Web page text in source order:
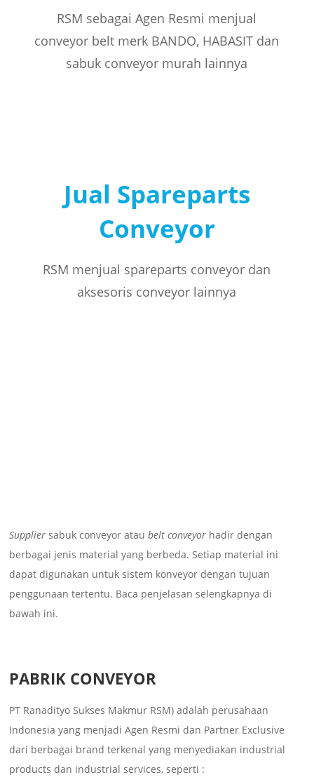
RSM sebagai Agen Resmi menjual
conveyor belt merk BANDO, HABASIT dan
sabuk conveyor murah lainnya
Jual Spareparts
Conveyor
RSM menjual spareparts conveyor dan
aksesoris conveyor lainnya
Suppliersabuk conveyor ataubelt conveyor hadir dengan
berbagai jenis material yang berbeda. Setiap material ini
dapat digunakan untuk sistem konveyor dengan tujuan
penggunaan tertentu. Baca penjelasan selengkapnya di
bawah ini.
PABRIK CONVEYOR
PT Ranadityo Sukses Makmur RSM) adalah perusahaan
Indonesia yang menjadi Agen Resmi dan Partner Exclusive
dari berbagai brand terkenal yang menyediakan industrial
products dan industrial services, seperti :